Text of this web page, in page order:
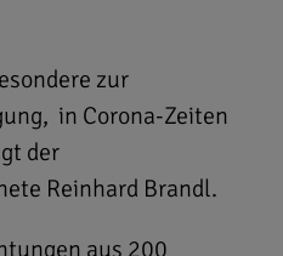
zur
in Corona-Zeiten
der
Reinhard Brandl.
aus 200